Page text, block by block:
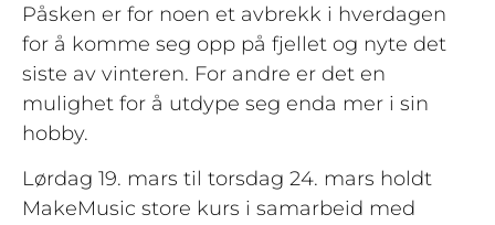
Påsken er for noen et avbrekk i hverdagen
for å komme seg opp på fjellet og nyte det
siste av vinteren. For andre er det en
mulighet for å utdype seg enda mer i sin
hobby.
Lørdag 19. mars til torsdag 24. mars holdt
MakeMusic store kurs i samarbeid med